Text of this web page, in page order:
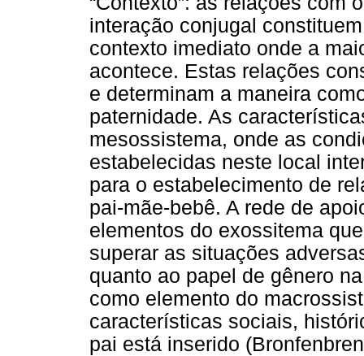
interação conjugal
contexto imediato onde a
acontece. Estas relações
e determinam a maneira
paternidade. As
mesossistema, onde as
estabelecidas neste local
para o estabelecimento de
pai-mãe-bebê. A rede de
elementos do exossitema
superar as situações
quanto ao papel de gênero
como elemento do
características sociais,
pai está inserido